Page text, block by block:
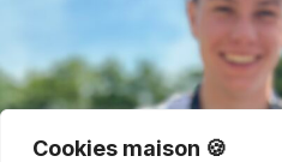
Cookies maison 🍪